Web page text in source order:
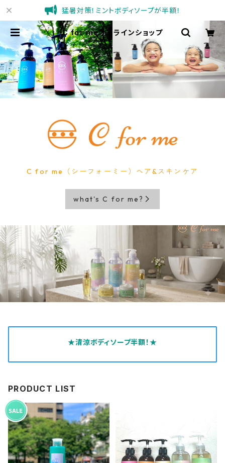
猛暑対策！ミントボディソープが半額！
C for meオンラインショップ
C for me（シーフォーミー）ヘア&スキンケア
what's C for me?
★清涼ボディソープ半額！★
PRODUCT LIST